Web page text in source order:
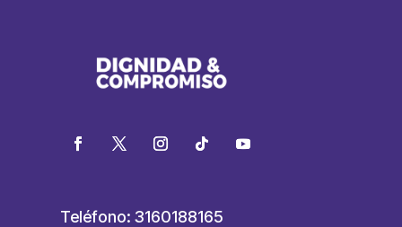
Teléfono: 3160188165